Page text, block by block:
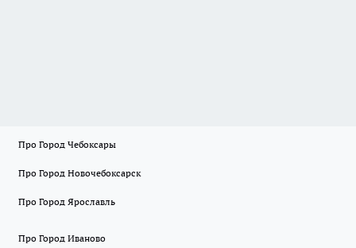
Про Город Чебоксары
Про Город Новочебоксарск
Про Город Ярославль
Про Город Иваново